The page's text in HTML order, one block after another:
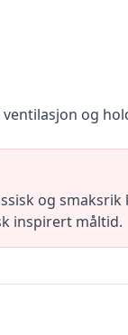
og
og
inspirert måltid.